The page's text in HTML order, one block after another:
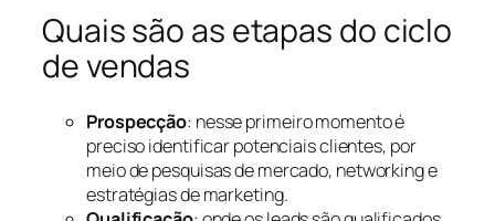
Quais são as etapas do ciclo
de vendas
Prospecção: nesse primeiro momento é
preciso identificar potenciais clientes, por
meio de pesquisas de mercado, networking e
estratégias de marketing.